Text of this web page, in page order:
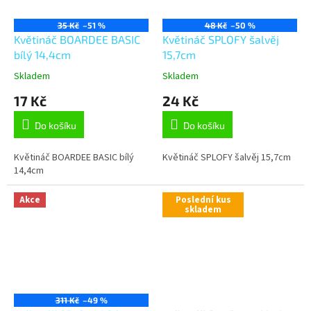
35 Kč –51 %
Květináč BOARDEE BASIC
bílý 14,4cm
Skladem
17 Kč
Do košíku
Květináč BOARDEE BASIC bílý
14,4cm
48 Kč –50 %
Květináč SPLOFY šalvěj
15,7cm
Skladem
24 Kč
Do košíku
Květináč SPLOFY šalvěj 15,7cm
Akce
311 Kč –49 %
Poslední kus
skladem